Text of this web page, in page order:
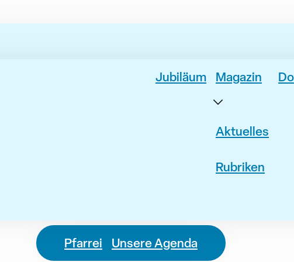
Jubiläum Magazin
Aktuelles
Rubriken
Pfarrei Unsere Agenda